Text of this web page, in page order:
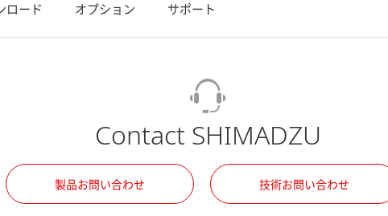
ロード オプション サポート
Contact SHIMADZU
製品お問い合わせ 技術お問い合わせ